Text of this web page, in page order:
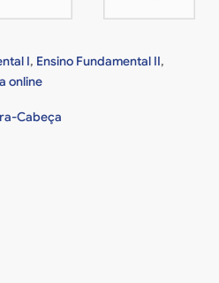
I, Ensino Fundamental II,
online
Cabeça